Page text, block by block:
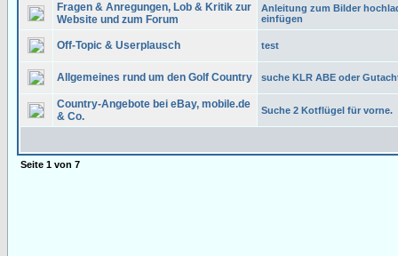
Fragen & Anregungen, Lob & Kritik zur
Website und zum Forum
Anleitung zum Bilder
einfügen
Off-Topic & Userplausch test
Allgemeines rund um den Golf Country suche KLR ABE oder
Country-Angebote bei eBay, mobile.de
& Co.
Suche 2 Kotflügel für vorne.
Seite 1 von 7